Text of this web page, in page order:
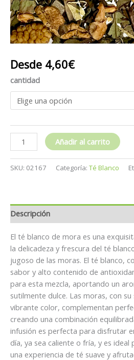
Desde 4,60€
cantidad
Añadir al carrito
SKU: 02167 Categoría: Té Blanco
Descripción
El té blanco de mora es una
la delicadeza y frescura del té
jugoso de las moras. El té blanco,
sabor y alto contenido de
para esta mezcla, aportando un
sutilmente dulce. Las moras, con
vibrante color, complementan
creando una combinación
infusión es perfecta para disfrutar
día, ya sea caliente o fría, y es ideal
una experiencia de té suave y